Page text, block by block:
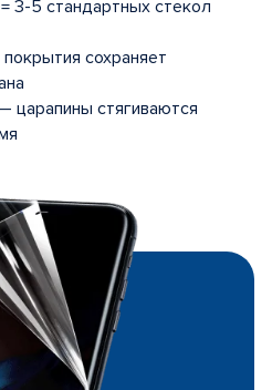
3-5 стандартных стекол
сохраняет
царапины стягиваются